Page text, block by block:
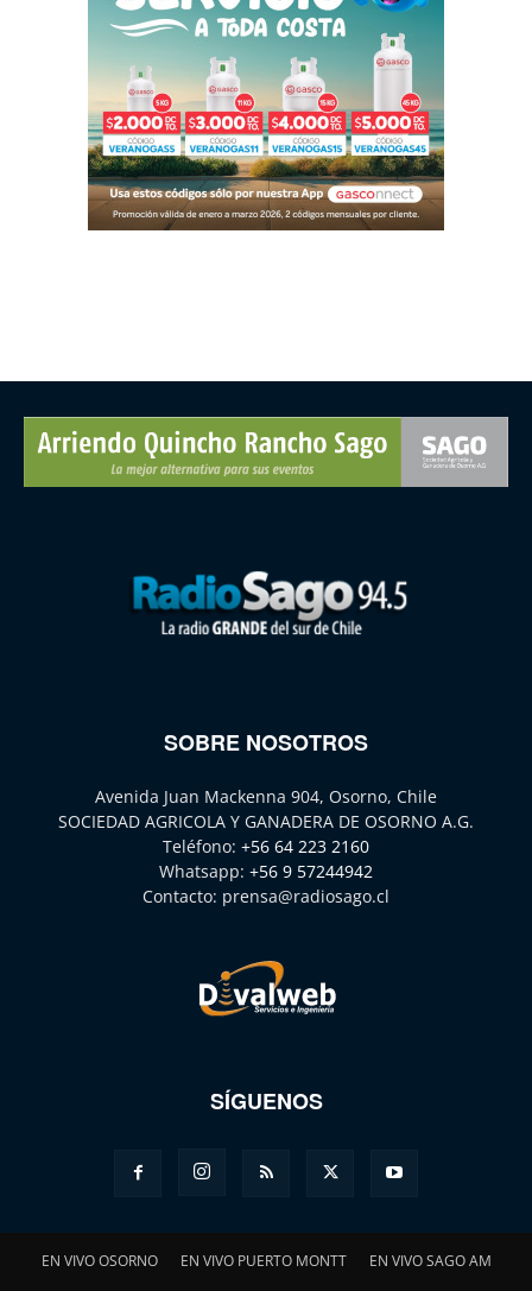
SOBRE NOSOTROS
Avenida Juan Mackenna 904, Osorno, Chile
SOCIEDAD AGRICOLA Y GANADERA DE OSORNO A.G.
Teléfono: +56 64 223 2160
Whatsapp: +56 9 57244942
Contacto: prensa@radiosago.cl
SÍGUENOS
EN VIVO OSORNO EN VIVO PUERTO MONTT EN VIVO SAGO AM